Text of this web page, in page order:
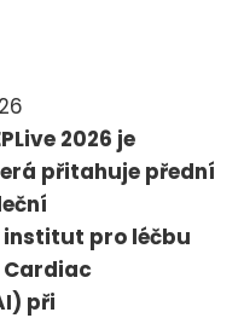
2026 je
přitahuje přední
institut pro léčbu
při